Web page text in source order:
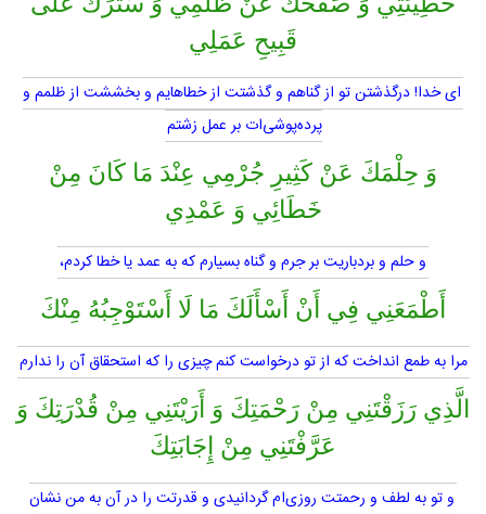
قَبِيحِ عَمَلِي
اى خدا! درگذشتن تو از گناهم و گذشتت از خطاهايم و بخششت از ظلمم و
پرده‌پوشى‌ات بر عمل زشتم
وَ حِلْمَكَ عَنْ كَثِيرِ جُرْمِي عِنْدَ مَا كَانَ مِنْ
خَطَائِي وَ عَمْدِي
و حلم و بردباريت بر جرم و گناه بسيارم كه به عمد يا خطا كردم،
أَطْمَعَنِي فِي أَنْ أَسْأَلَكَ مَا لَا أَسْتَوْجِبُهُ مِنْكَ
مرا به طمع انداخت كه از تو درخواست كنم چيزى را كه استحقاق آن را ندارم
الَّذِي رَزَقْتَنِي مِنْ رَحْمَتِكَ وَ أَرَيْتَنِي مِنْ قُدْرَتِكَ وَ
عَرَّفْتَنِي مِنْ إِجَابَتِكَ
و تو به لطف و رحمتت روزى‌ام گردانيدى و قدرتت را در آن به من نشان